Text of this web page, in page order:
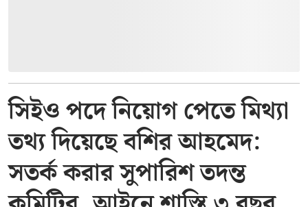
সিইও পদে নিয়োগ পেতে মিথ্যা
তথ্য দিয়েছে বশির আহমেদ:
সতর্ক করার সুপারিশ তদন্ত